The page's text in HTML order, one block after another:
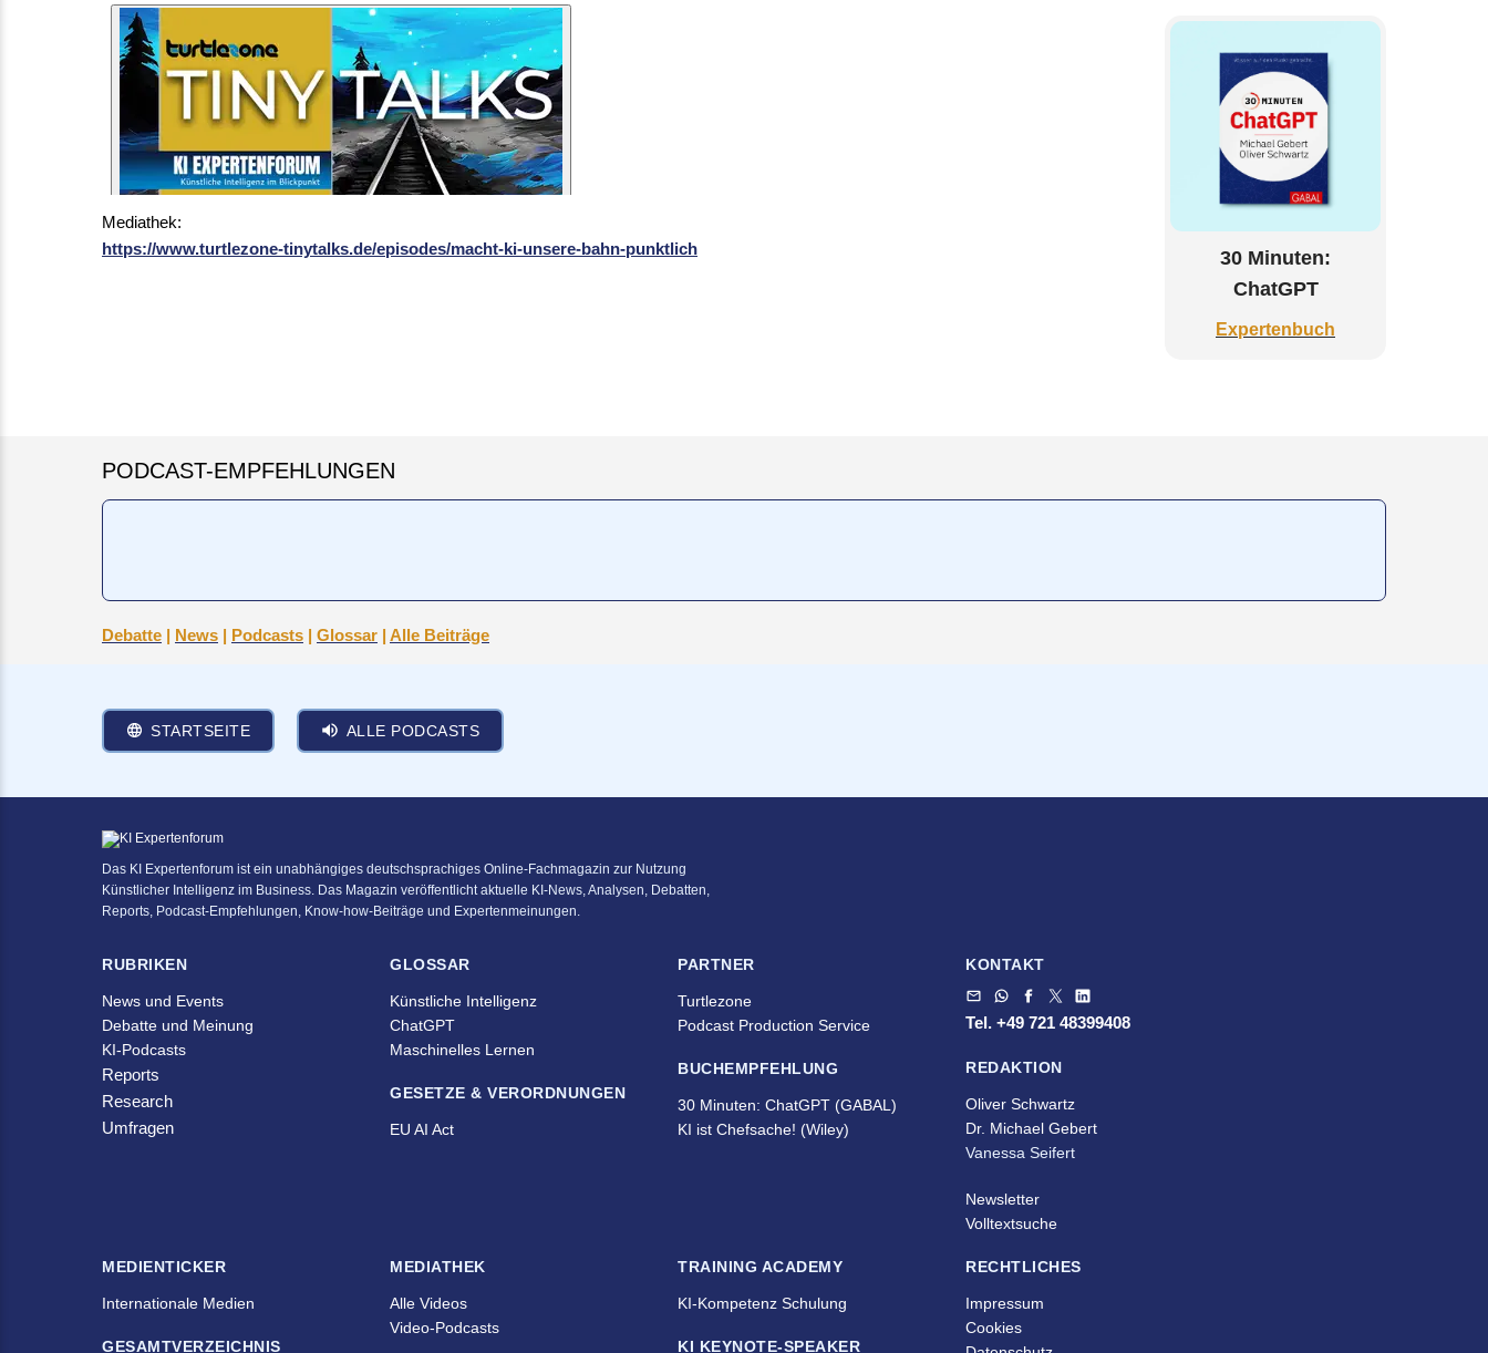
Mediathek:
https://www.turtlezone-tinytalks.de/episodes/macht-ki-unsere-bahn-punktlich
30 Minuten:
ChatGPT
Expertenbuch
PODCAST-EMPFEHLUNGEN
Debatte | News | Podcasts | Glossar | Alle Beiträge
STARTSEITE ALLE PODCASTS
Das KI Expertenforum ist ein unabhängiges deutschsprachiges Online-Fachmagazin zur Nutzung
Künstlicher Intelligenz im Business. Das Magazin veröffentlicht aktuelle KI-News, Analysen, Debatten,
Reports, Podcast-Empfehlungen, Know-how-Beiträge und Expertenmeinungen.
RUBRIKEN
News und Events
Debatte und Meinung
KI-Podcasts
Reports
Research
Umfragen
GLOSSAR
Künstliche Intelligenz
ChatGPT
Maschinelles Lernen
GESETZE & VERORDNUNGEN
EU AI Act
PARTNER
Turtlezone
Podcast Production Service
BUCHEMPFEHLUNG
30 Minuten: ChatGPT (GABAL)
KI ist Chefsache! (Wiley)
KONTAKT
Tel. +49 721 48399408
REDAKTION
Oliver Schwartz
Dr. Michael Gebert
Vanessa Seifert
Newsletter
Volltextsuche
MEDIENTICKER
Internationale Medien
GESAMTVERZEICHNIS
MEDIATHEK
Alle Videos
Video-Podcasts
TRAINING ACADEMY
KI-Kompetenz Schulung
KI KEYNOTE-SPEAKER
RECHTLICHES
Impressum
Cookies